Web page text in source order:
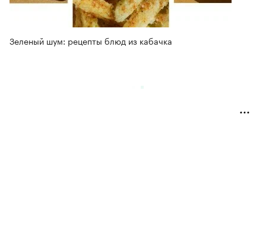
Зеленый шум: рецепты блюд из кабачка